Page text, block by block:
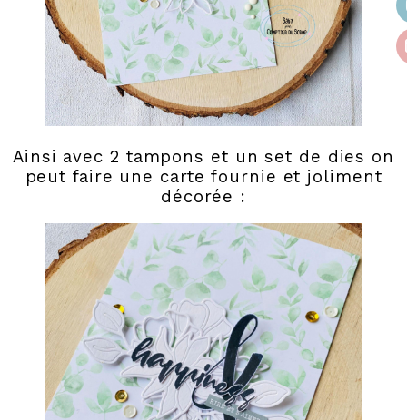
Ainsi avec 2 tampons et un set de dies on
peut faire une carte fournie et joliment
décorée :